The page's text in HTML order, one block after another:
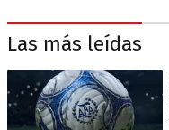
Las más leídas